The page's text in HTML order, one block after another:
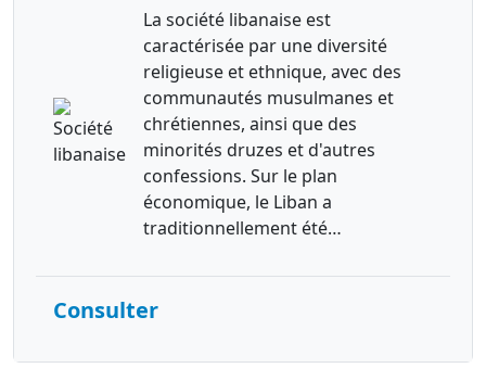
La société libanaise est
caractérisée par une diversité
religieuse et ethnique, avec des
communautés musulmanes et
chrétiennes, ainsi que des
minorités druzes et d'autres
confessions. Sur le plan
économique, le Liban a
traditionnellement été…
Consulter